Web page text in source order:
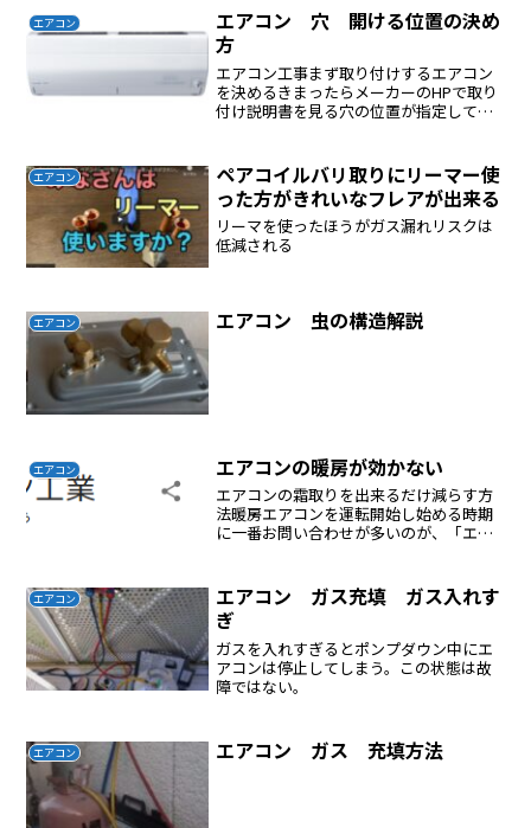
エアコン
エアコン 穴 開ける位置の決め
方
エアコン工事まず取り付けするエアコン
を決めるきまったらメーカーのHPで取り
付け説明書を見る穴の位置が指定してあ
袋と軒下には100mmほどしかないここに
穴を開けるしかない...
エアコン
ペアコイルバリ取りにリーマー使
った方がきれいなフレアが出来る
リーマを使ったほうがガス漏れリスクは
低減される
エアコン エアコン 虫の構造解説
エアコン エアコンの暖房が効かない
エアコンの霜取りを出来るだけ減らす方
法暖房エアコンを運転開始し始める時期
に一番お問い合わせが多いのが、「エア
している」など、エアコンの故障と思わ
れる方からのお問い合わせ...
エアコン
エアコン ガス充填 ガス入れす
ぎ
ガスを入れすぎるとポンプダウン中にエ
アコンは停止してしまう。この状態は故
障ではない。
エアコン エアコン ガス 充填方法